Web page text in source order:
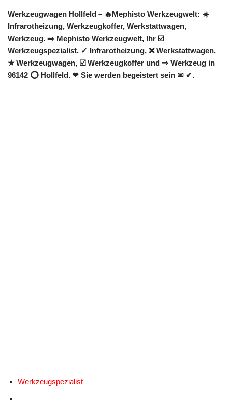
Werkzeugwagen Hollfeld – 🔥Mephisto Werkzeugwelt: ☀️
Infrarotheizung, Werkzeugkoffer, Werkstattwagen,
Werkzeug. ➡️ Mephisto Werkzeugwelt, Ihr ☑️
Werkzeugspezialist. ✓ Infrarotheizung, ❌ Werkstattwagen,
★ Werkzeugwagen, ☑️ Werkzeugkoffer und ⇒ Werkzeug in
96142 ⭕ Hollfeld. ❤ Sie werden begeistert sein ✉ ✔.
Werkzeugspezialist